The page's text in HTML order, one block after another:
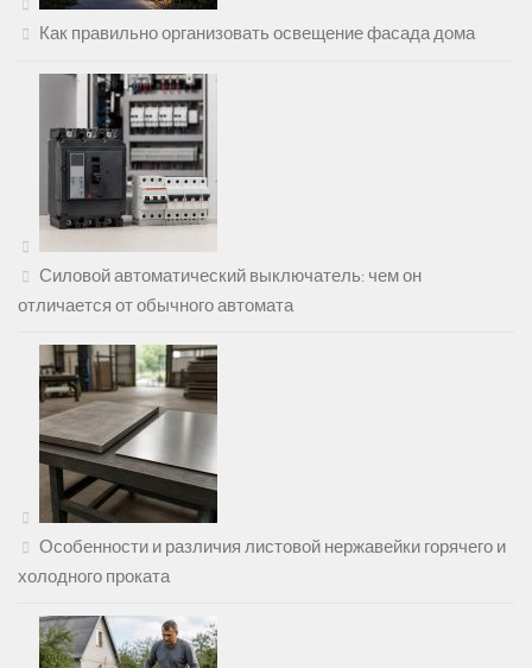
Как правильно организовать освещение фасада дома
Силовой автоматический выключатель: чем он
отличается от обычного автомата
Особенности и различия листовой нержавейки горячего и
холодного проката